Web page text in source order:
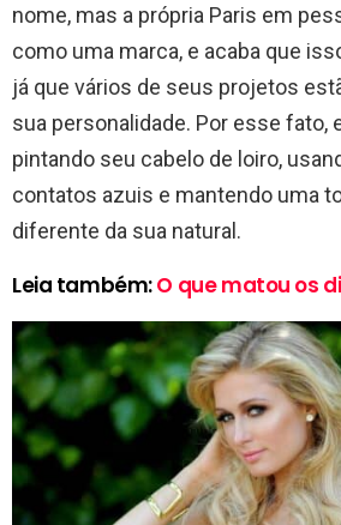
nome, mas a própria Paris em
como uma marca, e acaba que
já que vários de seus projetos
sua personalidade. Por esse fato,
pintando seu cabelo de loiro,
contatos azuis e mantendo uma
diferente da sua natural.
Leia também:O que matou os